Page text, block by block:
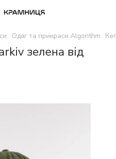
Одяг та прикраси Algorithm
зелена від